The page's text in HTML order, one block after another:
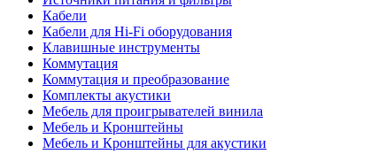
Кабели
Кабели для Hi-Fi оборудования
Клавишные инструменты
Коммутация
Коммутация и преобразование
Комплекты акустики
Мебель для проигрывателей винила
Мебель и Кронштейны
Мебель и Кронштейны для акустики